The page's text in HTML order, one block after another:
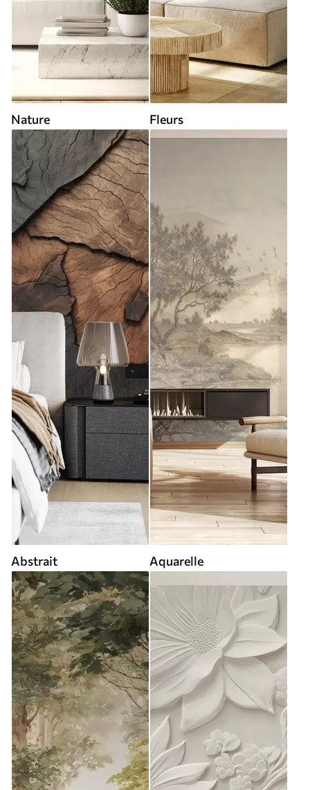
Nature Fleurs
Abstrait Aquarelle